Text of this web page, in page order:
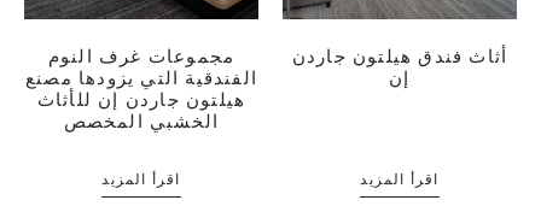
مجموعات غرف النوم
الفندقية التي يزودها مصنع
هيلتون جاردن إن للأثاث
الخشبي المخصص
اقرأ المزيد
أثاث فندق هيلتون جاردن
إن
اقرأ المزيد